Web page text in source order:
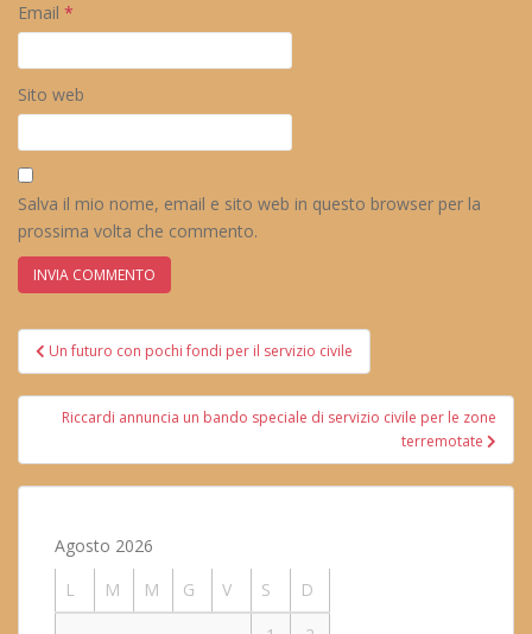
Email *
Sito web
Salva il mio nome, email e sito web in questo browser per la
prossima volta che commento.
Navigazione
articoli
Un futuro con pochi fondi per il servizio civile
Riccardi annuncia un bando speciale di servizio civile per le zone
terremotate
Agosto 2026
L
M M G V S
D